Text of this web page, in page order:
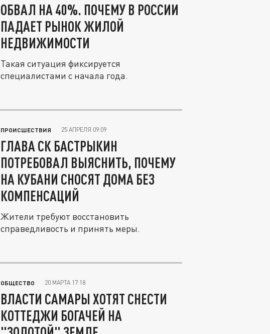
ОБВАЛ НА 40%. ПОЧЕМУ В РОССИИ
ПАДАЕТ РЫНОК ЖИЛОЙ
НЕДВИЖИМОСТИ
Такая ситуация фиксируется
специалистами с начала года.
ПРОИСШЕСТВИЯ 25 АПРЕЛЯ 09:09
ГЛАВА СК БАСТРЫКИН
ПОТРЕБОВАЛ ВЫЯСНИТЬ, ПОЧЕМУ
НА КУБАНИ СНОСЯТ ДОМА БЕЗ
КОМПЕНСАЦИЙ
Жители требуют восстановить
справедливость и принять меры.
ОБЩЕСТВО 20 МАРТА 17:18
ВЛАСТИ САМАРЫ ХОТЯТ СНЕСТИ
КОТТЕДЖИ БОГАЧЕЙ НА